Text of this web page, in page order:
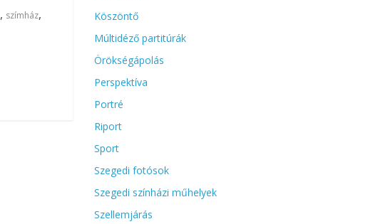
, szímház,
Köszöntő
Múltidéző partitúrák
Örökségápolás
Perspektíva
Portré
Riport
Sport
Szegedi fotósok
Szegedi színházi műhelyek
Szellemjárás